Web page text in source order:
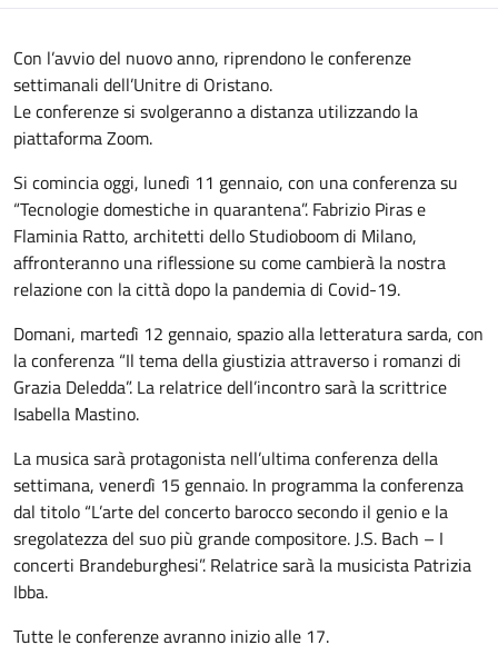
Con l’avvio del nuovo anno, riprendono le conferenze
settimanali dell’Unitre di Oristano.
Le conferenze si svolgeranno a distanza utilizzando la
piattaforma Zoom.
Si comincia oggi, lunedì 11 gennaio, con una conferenza su
“Tecnologie domestiche in quarantena”. Fabrizio Piras e
Flaminia Ratto, architetti dello Studioboom di Milano,
affronteranno una riflessione su come cambierà la nostra
relazione con la città dopo la pandemia di Covid-19.
Domani, martedì 12 gennaio, spazio alla letteratura sarda, con
la conferenza “Il tema della giustizia attraverso i romanzi di
Grazia Deledda”. La relatrice dell’incontro sarà la scrittrice
Isabella Mastino.
La musica sarà protagonista nell’ultima conferenza della
settimana, venerdì 15 gennaio. In programma la conferenza
dal titolo “L’arte del concerto barocco secondo il genio e la
sregolatezza del suo più grande compositore. J.S. Bach – I
concerti Brandeburghesi”. Relatrice sarà la musicista Patrizia
Ibba.
Tutte le conferenze avranno inizio alle 17.